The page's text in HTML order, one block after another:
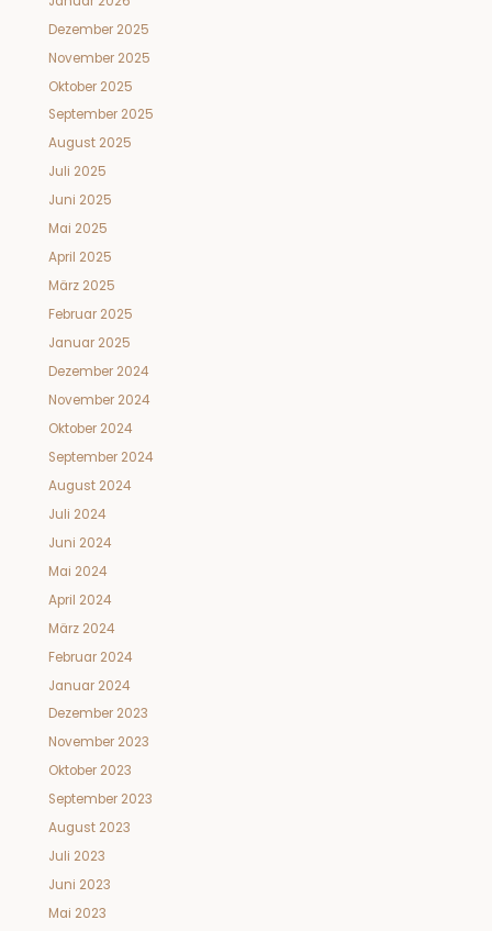
Dezember 2025
November 2025
Oktober 2025
September 2025
August 2025
Juli 2025
Juni 2025
Mai 2025
April 2025
März 2025
Februar 2025
Januar 2025
Dezember 2024
November 2024
Oktober 2024
September 2024
August 2024
Juli 2024
Juni 2024
Mai 2024
April 2024
März 2024
Februar 2024
Januar 2024
Dezember 2023
November 2023
Oktober 2023
September 2023
August 2023
Juli 2023
Juni 2023
Mai 2023